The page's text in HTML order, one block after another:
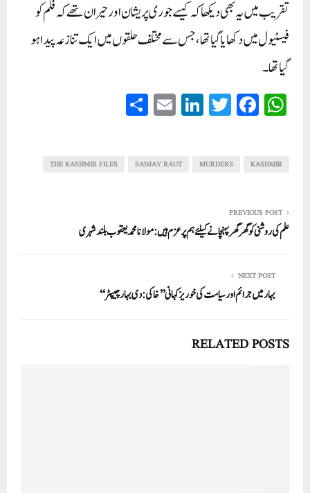
تقریب میں یہ بھی دیکھا کہ کیسے جوری پریشان اور حیران تھے کہ فلم کو
فیسٹیول میں دکھایا گیا تھا، جس سے مختلف حلقوں میں ایک تنازعہ پیدا ہو
گیا تھا۔
W
ha
A
Fa
ce
ok
T
wi
r
Li
nk
In
E
m
KASHMIR
MURDERS
SANJAY RAUT
THE KASHMIR FILES
PREVIOUS POST
علم کی روشنی کو گھر گھر پہنچانے کیلئے ہم پر عزم ہیں: مولانا محمد یعقوب بلند شہری
NEXT POST
بہار میں جرائم اور سیاست کی خوریز کہانی’’خاکی: دی بہار چیپٹر‘‘
RELATED POSTS